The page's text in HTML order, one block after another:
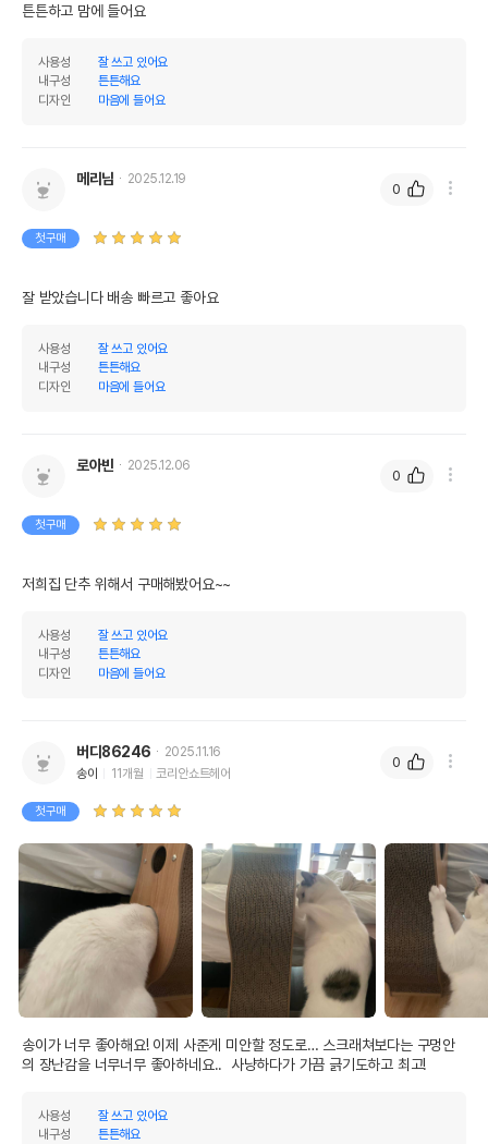
상품 필수 정보
법에 의한 인증,허가 등을
경우 그에 대한 사항
제조국 또는 원산지
AS책임자와 전화번호
전화번호
유통기한
이후인 상품이 출고됩니다.
튼튼하고 맘에 들어요
사용성
잘 쓰고 있어요
내구성
튼튼해요
디자인
마음에 들어요
메리님 2025.12.19
첫구매
잘 받았습니다 배송 빠르고 좋아요
사용성
잘 쓰고 있어요
내구성
튼튼해요
디자인
마음에 들어요
0
로아빈 2025.12.06
첫구매
저희집 단추 위해서 구매해봤어요~~
사용성
잘 쓰고 있어요
내구성
튼튼해요
디자인
마음에 들어요
0
버디86246
2025.11.16
송이
11개월 코리안쇼트헤어
첫구매
송이가 너무 좋아해요! 이제 사준게 미안할 정도로… 스크래쳐보다는 구멍안
의 장난감을 너무너무 좋아하네요..  사냥하다가 가끔 긁기도하고 최고!
사용성
잘 쓰고 있어요
내구성
튼튼해요
0